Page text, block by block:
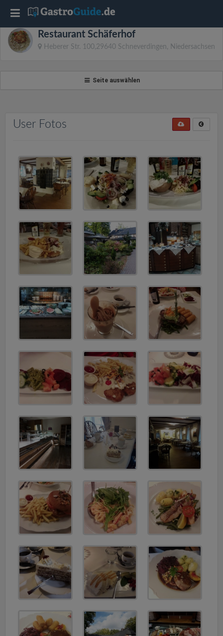
Restaurant Schäferhof
Heberer Str. 100,29640 Schneverdingen, Niedersachsen
Seite auswählen
User Fotos
T
o
l
n
a
v
i
a